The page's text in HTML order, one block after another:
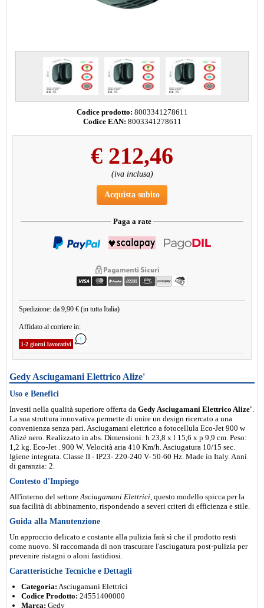
Codice prodotto: 8003341278611
Codice EAN: 8003341278611
€ 212,46
(iva inclusa)
Acquista subito
Paga a rate
Spedizione: da 9,90 € (in tutta Italia)
Affidato al corriere in:
1-2 giorni lavorativi
Gedy Asciugamani Elettrico Alize'
Uso e Benefici
Investi nella qualità superiore offerta da Gedy Asciugamani Elettrico Alize'.
La sua struttura innovativa permette di unire un design ricercato a una
convenienza senza pari. Asciugamani elettrico a fotocellula Eco-Jet 900 w
Alizé nero. Realizzato in abs. Dimensioni: h 23,8 x l 15,6 x p 9,9 cm. Peso:
1,2 kg. Eco-Jet . 900 W. Velocità aria 410 Km/h. Asciugatura 10/15 sec.
Igiene integrata. Classe II - IP23- 220-240 V- 50-60 Hz. Made in Italy. Anni
di garanzia: 2.
Contesto d'Impiego
All'interno del settoreAsciugamani Elettrici, questo modello spicca per la
sua facilità di abbinamento, rispondendo a severi criteri di efficienza e stile.
Guida alla Manutenzione
Un approccio delicato e costante alla pulizia farà sì che il prodotto resti
come nuovo. Si raccomanda di non trascurare l'asciugatura post-pulizia per
prevenire ristagni o aloni fastidiosi.
Caratteristiche Tecniche e Dettagli
Categoria: Asciugamani Elettrici
Codice Prodotto: 24551400000
Marca: Gedy